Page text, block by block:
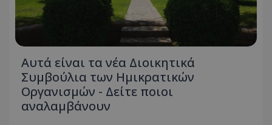
Αυτά είναι τα νέα Διοικητικά
Συμβούλια των Ημικρατικών
Οργανισμών - Δείτε ποιοι
αναλαμβάνουν